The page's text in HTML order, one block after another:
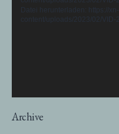
Datei herunterladen: https://
content/uploads/2023/02/VID-
Archive